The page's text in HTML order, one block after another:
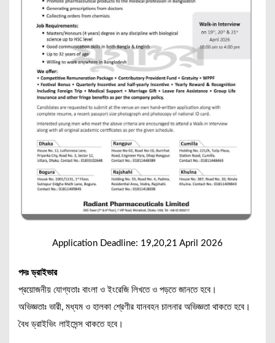
Application Deadline: 19,20,21 April 2026
পদঃ ড্রাইভার
প্রয়োজনীয় যোগ্যতাঃ বাংলা ও ইংরেজি লিখতে ও পড়তে জানতে হবে।
অভিজ্ঞতাঃ ভারী, মধ্যম ও হালকা শ্রেণীর যানবহন চালনার অভিজ্ঞতা থাকতে হবে।
বৈধ ড্রাইভিং লাইসেন্স থাকতে হবে।